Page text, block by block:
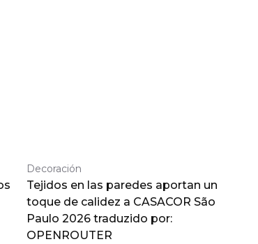
Decoración
Tejidos en las paredes aportan un
toque de calidez a CASACOR São
Paulo 2026 traduzido por:
OPENROUTER